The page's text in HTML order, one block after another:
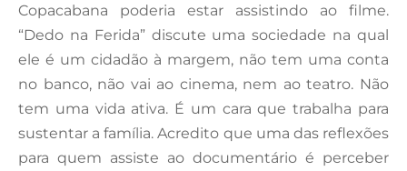
Copacabana poderia estar assistindo ao filme.
“Dedo na Ferida” discute uma sociedade na qual
ele é um cidadão à margem, não tem uma conta
no banco, não vai ao cinema, nem ao teatro. Não
tem uma vida ativa. É um cara que trabalha para
sustentar a família. Acredito que uma das reflexões
para quem assiste ao documentário é perceber